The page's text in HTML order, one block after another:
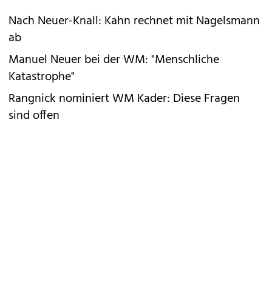
Nach Neuer-Knall: Kahn rechnet mit Nagelsmann
ab
Manuel Neuer bei der WM: "Menschliche
Katastrophe"
Rangnick nominiert WM Kader: Diese Fragen
sind offen